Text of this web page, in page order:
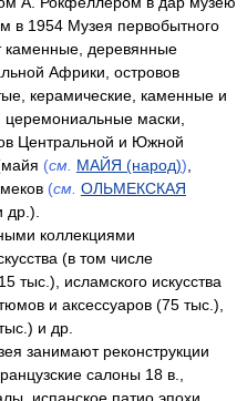
в 1954 Музея первобытного
каменные, деревянные
Африки, островов
керамические, каменные и
церемониальные маски,
Центральной и Южной
(см. МАЙЯ (народ))
(см. ОЛЬМЕКСКАЯ
др.).
коллекциями
(в том числе
тыс.), исламского искусства
и аксессуаров (75 тыс.),
и др.
занимают реконструкции
салоны 18 в.,